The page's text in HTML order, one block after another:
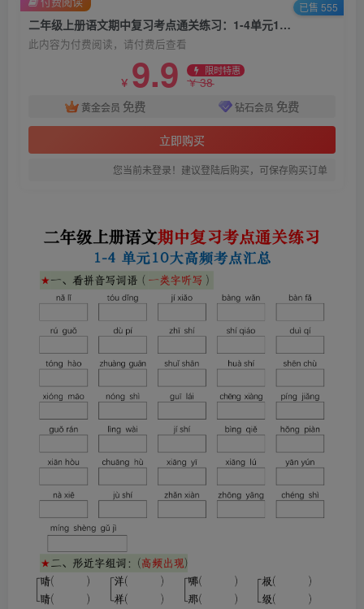
二年级上册语文期中复习考点通关练习：1-4单元10大高频考点汇总
此内容为付费阅读，请付费后查看
￥ 9.9 限时特惠
￥38
黄金会员 免费 钻石会员 免费
立即购买
您当前未登录！建议登陆后购买，可保存购买订单
已售 555